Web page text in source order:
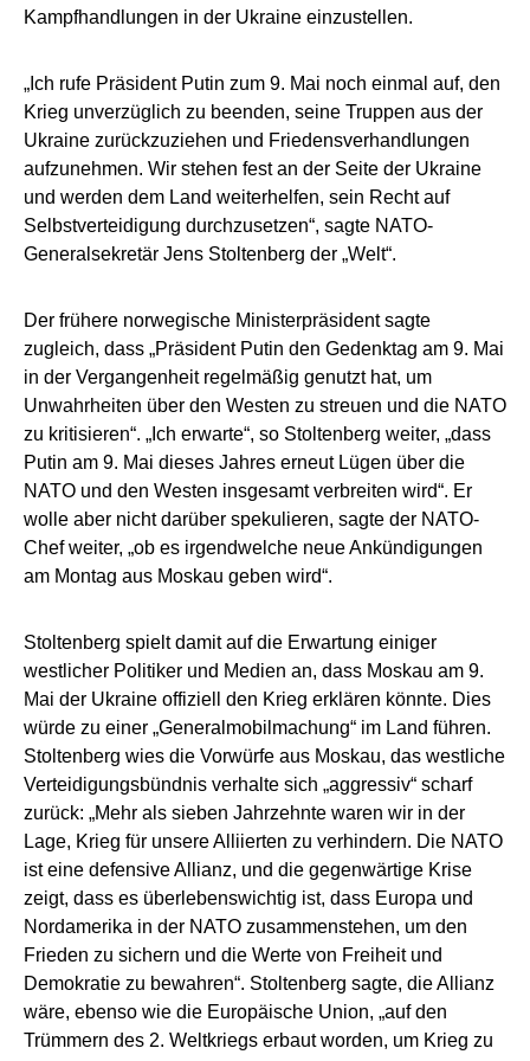
Kampfhandlungen in der Ukraine einzustellen.
„Ich rufe Präsident Putin zum 9. Mai noch einmal auf, den
Krieg unverzüglich zu beenden, seine Truppen aus der
Ukraine zurückzuziehen und Friedensverhandlungen
aufzunehmen. Wir stehen fest an der Seite der Ukraine
und werden dem Land weiterhelfen, sein Recht auf
Selbstverteidigung durchzusetzen“, sagte NATO-
Generalsekretär Jens Stoltenberg der „Welt“.
Der frühere norwegische Ministerpräsident sagte
zugleich, dass „Präsident Putin den Gedenktag am 9. Mai
in der Vergangenheit regelmäßig genutzt hat, um
Unwahrheiten über den Westen zu streuen und die NATO
zu kritisieren“. „Ich erwarte“, so Stoltenberg weiter, „dass
Putin am 9. Mai dieses Jahres erneut Lügen über die
NATO und den Westen insgesamt verbreiten wird“. Er
wolle aber nicht darüber spekulieren, sagte der NATO-
Chef weiter, „ob es irgendwelche neue Ankündigungen
am Montag aus Moskau geben wird“.
Stoltenberg spielt damit auf die Erwartung einiger
westlicher Politiker und Medien an, dass Moskau am 9.
Mai der Ukraine offiziell den Krieg erklären könnte. Dies
würde zu einer „Generalmobilmachung“ im Land führen.
Stoltenberg wies die Vorwürfe aus Moskau, das westliche
Verteidigungsbündnis verhalte sich „aggressiv“ scharf
zurück: „Mehr als sieben Jahrzehnte waren wir in der
Lage, Krieg für unsere Alliierten zu verhindern. Die NATO
ist eine defensive Allianz, und die gegenwärtige Krise
zeigt, dass es überlebenswichtig ist, dass Europa und
Nordamerika in der NATO zusammenstehen, um den
Frieden zu sichern und die Werte von Freiheit und
Demokratie zu bewahren“. Stoltenberg sagte, die Allianz
wäre, ebenso wie die Europäische Union, „auf den
Trümmern des 2. Weltkriegs erbaut worden, um Krieg zu